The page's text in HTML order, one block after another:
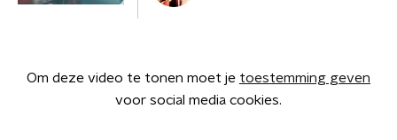
Om deze video te tonen moet je toestemming geven
voor social media cookies.